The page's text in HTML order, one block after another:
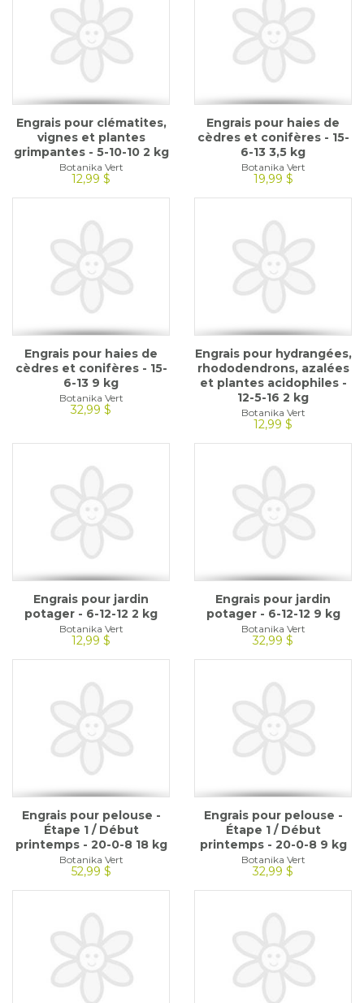
Engrais pour clématites,
vignes et plantes
grimpantes - 5-10-10 2 kg
Botanika Vert
12,99 $
Engrais pour haies de
cèdres et conifères - 15-
6-13 3,5 kg
Botanika Vert
19,99 $
Engrais pour haies de
cèdres et conifères - 15-
6-13 9 kg
Botanika Vert
32,99 $
Engrais pour hydrangées,
rhododendrons, azalées
et plantes acidophiles -
12-5-16 2 kg
Botanika Vert
12,99 $
Engrais pour jardin
potager - 6-12-12 2 kg
Botanika Vert
12,99 $
Engrais pour jardin
potager - 6-12-12 9 kg
Botanika Vert
32,99 $
Engrais pour pelouse -
Étape 1 / Début
printemps - 20-0-8 18 kg
Botanika Vert
52,99 $
Engrais pour pelouse -
Étape 1 / Début
printemps - 20-0-8 9 kg
Botanika Vert
32,99 $